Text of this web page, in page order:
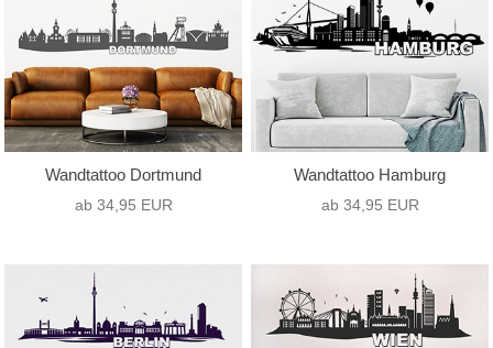
Wandtattoo Dortmund
ab 34,95 EUR
Wandtattoo Hamburg
ab 34,95 EUR